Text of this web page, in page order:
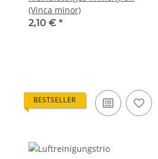
(Vinca minor)
2,10 € *
BESTSELLER